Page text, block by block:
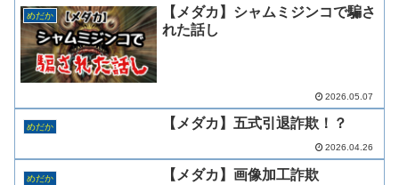
めだか
【メダカ】シャムミジンコで騙さ
れた話し
2026.05.07
めだか 【メダカ】五式引退詐欺！？
2026.04.26
めだか 【メダカ】画像加工詐欺